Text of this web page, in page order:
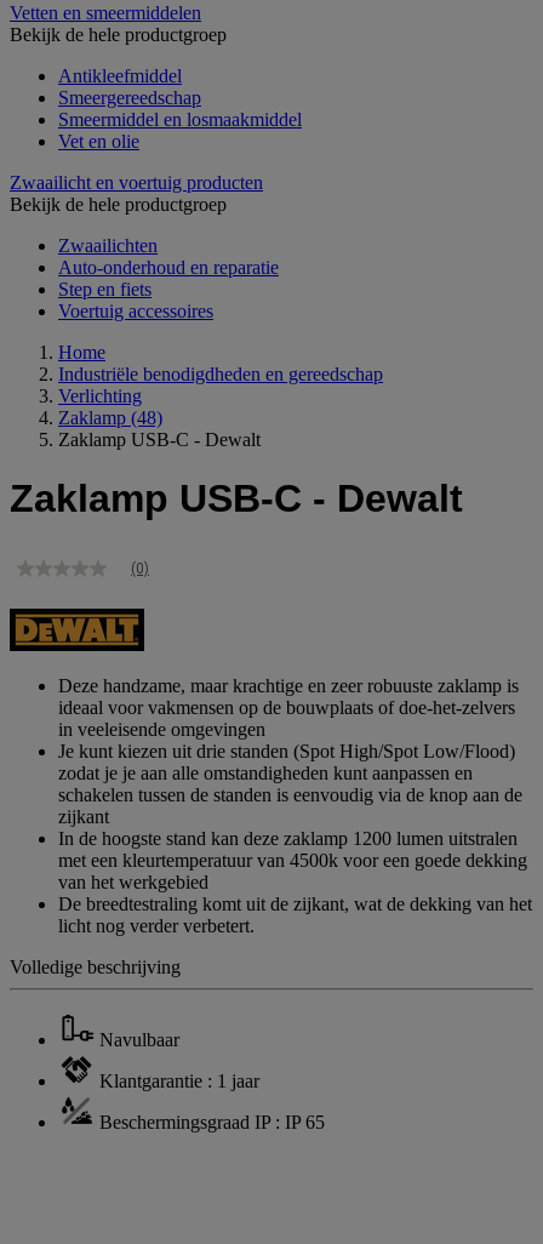
Vetten en smeermiddelen
Bekijk de hele productgroep
Antikleefmiddel
Smeergereedschap
Smeermiddel en losmaakmiddel
Vet en olie
Zwaailicht en voertuig producten
Bekijk de hele productgroep
Zwaailichten
Auto-onderhoud en reparatie
Step en fiets
Voertuig accessoires
Home
Industriële benodigdheden en gereedschap
Verlichting
Zaklamp (48)
Zaklamp USB-C - Dewalt
Zaklamp USB-C - Dewalt
Geen
Dezelfde
paginalink.
(0)
Deze handzame, maar krachtige en zeer robuuste zaklamp is
ideaal voor vakmensen op de bouwplaats of doe-het-zelvers
in veeleisende omgevingen
Je kunt kiezen uit drie standen (Spot High/Spot Low/Flood)
zodat je je aan alle omstandigheden kunt aanpassen en
schakelen tussen de standen is eenvoudig via de knop aan de
zijkant
In de hoogste stand kan deze zaklamp 1200 lumen uitstralen
met een kleurtemperatuur van 4500k voor een goede dekking
van het werkgebied
De breedtestraling komt uit de zijkant, wat de dekking van het
licht nog verder verbetert.
Volledige beschrijving
Navulbaar
Klantgarantie : 1 jaar
Beschermingsgraad IP : IP 65